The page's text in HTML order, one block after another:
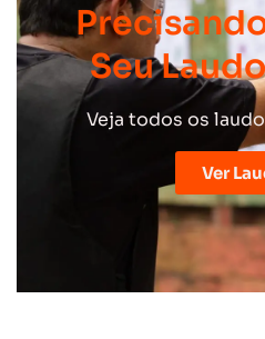
Seu
Veja todos os
Ver